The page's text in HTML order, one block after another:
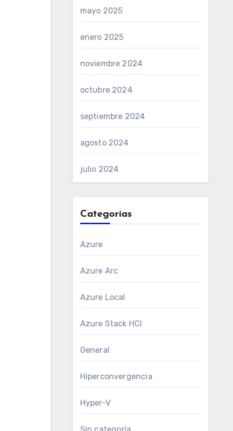
mayo 2025
enero 2025
noviembre 2024
octubre 2024
septiembre 2024
agosto 2024
julio 2024
Categorías
Azure
Azure Arc
Azure Local
Azure Stack HCI
General
Hiperconvergencia
Hyper-V